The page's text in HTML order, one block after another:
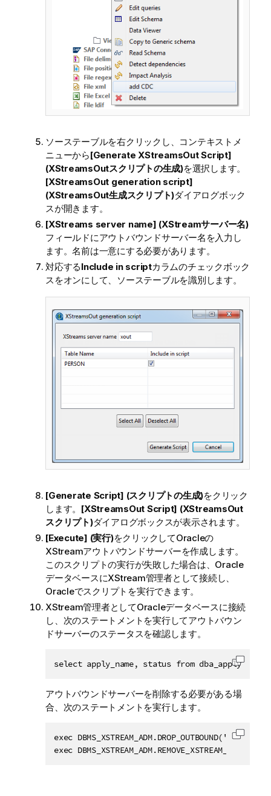
ソーステーブルを右クリックし、コンテキストメ
ニューから[Generate XStreamsOut Script]
(XStreamsOutスクリプトの生成)を選択します。
[XStreamsOut generation script]
(XStreamsOut生成スクリプト)ダイアログボック
スが開きます。
[XStreams server name] (XStreamサーバー名)
フィールドにアウトバウンドサーバー名を入力し
ます。名前は一意にする必要があります。
対応するInclude in scriptカラムのチェックボック
スをオンにして、ソーステーブルを識別します。
[Generate Script] (スクリプトの生成)をクリック
します。 [XStreamsOut Script] (XStreamsOut
スクリプト)ダイアログボックスが表示されます。
[Execute] (実行)をクリックしてOracleの
XStreamアウトバウンドサーバーを作成します。
このスクリプトの実行が失敗した場合は、Oracle
データベースにXStream管理者として接続し、
Oracleでスクリプトを実行できます。
XStream管理者としてOracleデータベースに接続
し、次のステートメントを実行してアウトバウン
ドサーバーのステータスを確認します。
select apply_name, status from dba_apply;コード
アウトバウンドサーバーを削除する必要がある場
合、次のステートメントを実行します。
exec DBMS_XSTREAM_ADM.DROP_OUTBOUND('xout');
exec
コード